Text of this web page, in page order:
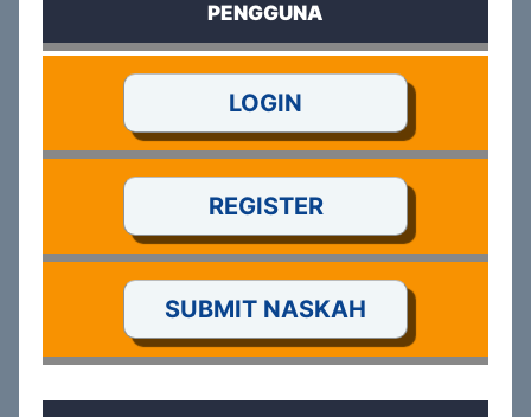
PENGGUNA
LOGIN
REGISTER
SUBMIT NASKAH